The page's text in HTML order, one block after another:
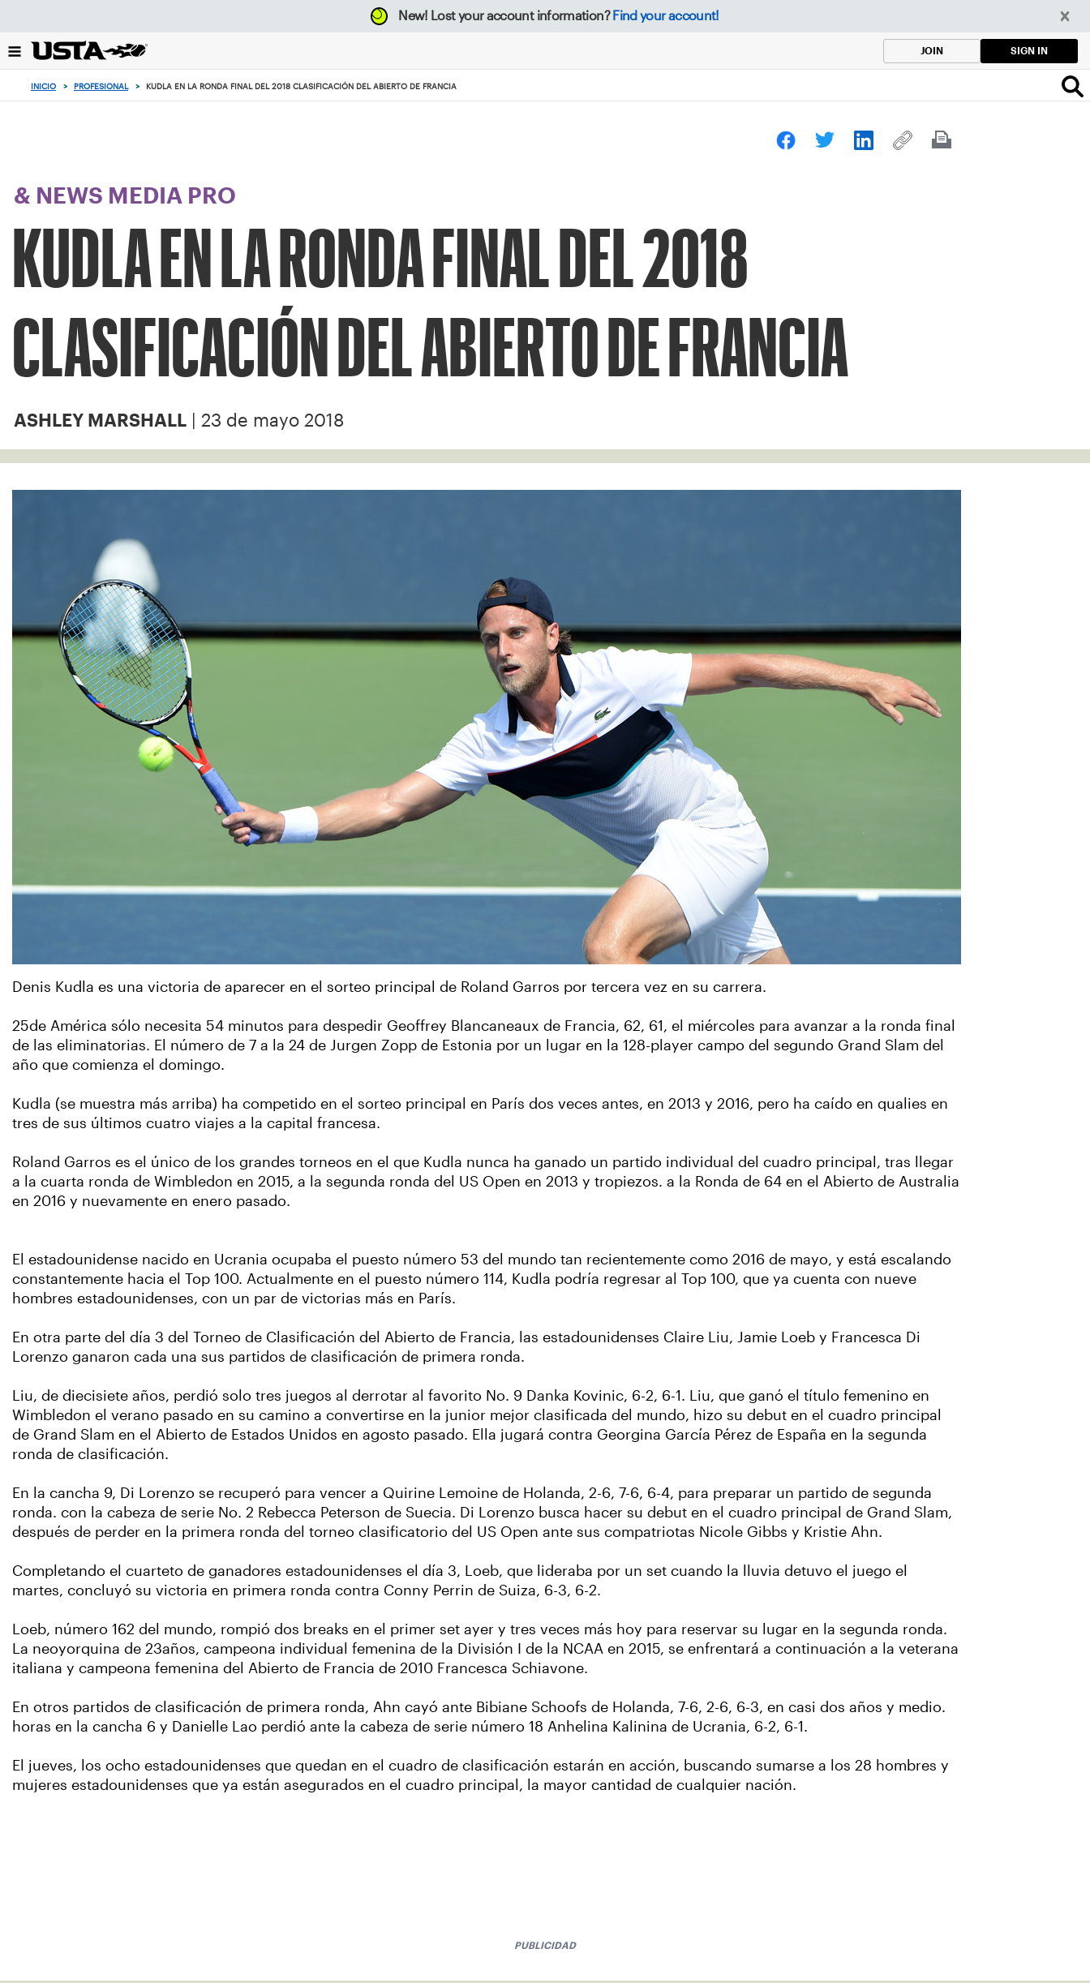
el
botón
New! Lost your account information? Find your account!
JOIN SIGN IN
INICIO > PROFESIONAL > KUDLA EN LA RONDA FINAL DEL 2018 CLASIFICACIÓN DEL ABIERTO DE FRANCIA
& NEWS MEDIA PRO
KUDLA EN LA RONDA FINAL DEL 2018
CLASIFICACIÓN DEL ABIERTO DE FRANCIA
ASHLEY MARSHALL | 23 de mayo 2018
Denis Kudla es una victoria de aparecer en el sorteo principal de Roland Garros por tercera vez en su carrera.
25de América sólo necesita 54 minutos para despedir Geoffrey Blancaneaux de Francia, 62, 61, el miércoles para avanzar a la ronda final
de las eliminatorias. El número de 7 a la 24 de Jurgen Zopp de Estonia por un lugar en la 128-player campo del segundo Grand Slam del
año que comienza el domingo.
Kudla (se muestra más arriba) ha competido en el sorteo principal en París dos veces antes, en 2013 y 2016, pero ha caído en qualies en
tres de sus últimos cuatro viajes a la capital francesa.
Roland Garros es el único de los grandes torneos en el que Kudla nunca ha ganado un partido individual del cuadro principal, tras llegar
a la cuarta ronda de Wimbledon en 2015, a la segunda ronda del US Open en 2013 y tropiezos. a la Ronda de 64 en el Abierto de Australia
en 2016 y nuevamente en enero pasado.
El estadounidense nacido en Ucrania ocupaba el puesto número 53 del mundo tan recientemente como 2016 de mayo, y está escalando
constantemente hacia el Top 100. Actualmente en el puesto número 114, Kudla podría regresar al Top 100, que ya cuenta con nueve
hombres estadounidenses, con un par de victorias más en París.
En otra parte del día 3 del Torneo de Clasificación del Abierto de Francia, las estadounidenses Claire Liu, Jamie Loeb y Francesca Di
Lorenzo ganaron cada una sus partidos de clasificación de primera ronda.
Liu, de diecisiete años, perdió solo tres juegos al derrotar al favorito No. 9 Danka Kovinic, 6-2, 6-1. Liu, que ganó el título femenino en
Wimbledon el verano pasado en su camino a convertirse en la junior mejor clasificada del mundo, hizo su debut en el cuadro principal
de Grand Slam en el Abierto de Estados Unidos en agosto pasado. Ella jugará contra Georgina García Pérez de España en la segunda
ronda de clasificación.
En la cancha 9, Di Lorenzo se recuperó para vencer a Quirine Lemoine de Holanda, 2-6, 7-6, 6-4, para preparar un partido de segunda
ronda. con la cabeza de serie No. 2 Rebecca Peterson de Suecia. Di Lorenzo busca hacer su debut en el cuadro principal de Grand Slam,
después de perder en la primera ronda del torneo clasificatorio del US Open ante sus compatriotas Nicole Gibbs y Kristie Ahn.
Completando el cuarteto de ganadores estadounidenses el día 3, Loeb, que lideraba por un set cuando la lluvia detuvo el juego el
martes, concluyó su victoria en primera ronda contra Conny Perrin de Suiza, 6-3, 6-2.
Loeb, número 162 del mundo, rompió dos breaks en el primer set ayer y tres veces más hoy para reservar su lugar en la segunda ronda.
La neoyorquina de 23años, campeona individual femenina de la División I de la NCAA en 2015, se enfrentará a continuación a la veterana
italiana y campeona femenina del Abierto de Francia de 2010 Francesca Schiavone.
En otros partidos de clasificación de primera ronda, Ahn cayó ante Bibiane Schoofs de Holanda, 7-6, 2-6, 6-3, en casi dos años y medio.
horas en la cancha 6 y Danielle Lao perdió ante la cabeza de serie número 18 Anhelina Kalinina de Ucrania, 6-2, 6-1.
El jueves, los ocho estadounidenses que quedan en el cuadro de clasificación estarán en acción, buscando sumarse a los 28 hombres y
mujeres estadounidenses que ya están asegurados en el cuadro principal, la mayor cantidad de cualquier nación.
PUBLICIDAD